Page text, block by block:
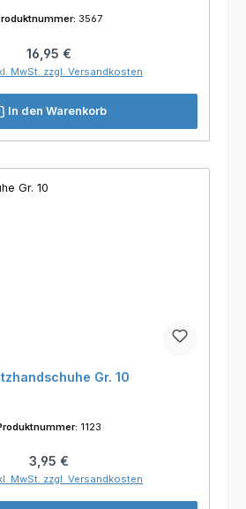
3567
Regulärer Preis:
16,95 €
MwSt. zzgl. Versandkosten
In den Warenkorb
Gr. 10
1123
Regulärer Preis:
3,95 €
MwSt. zzgl. Versandkosten